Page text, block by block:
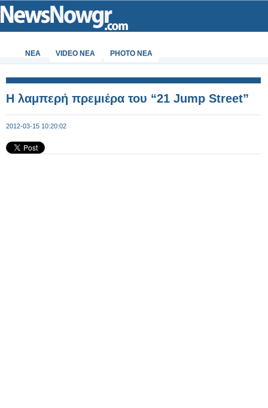
ΝΕΑ VIDEO NEA PHOTO NEA
Η λαμπερή πρεμιέρα του “21 Jump Street”
2012-03-15 10:20:02